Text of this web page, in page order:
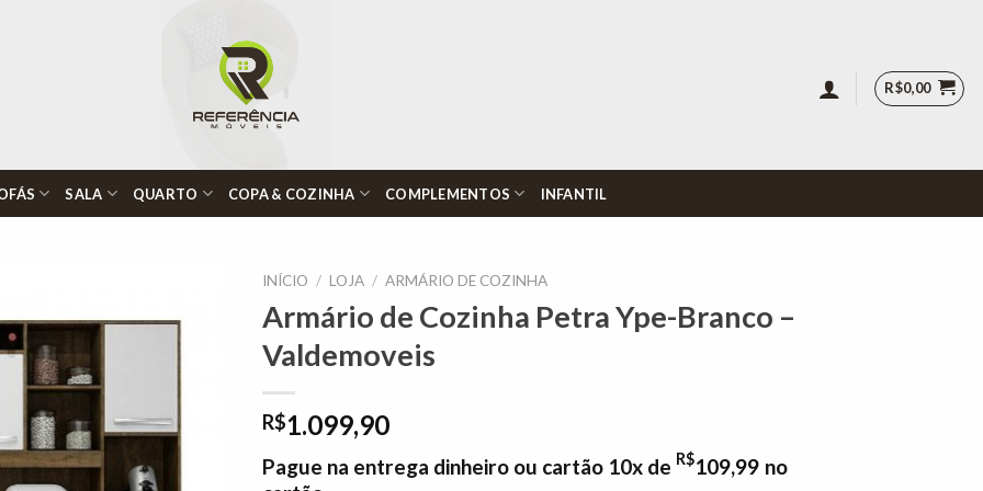
R$0,00
SALA QUARTO COPA & COZINHA COMPLEMENTOS INFANTIL
INÍCIO / LOJA / ARMÁRIO DE COZINHA
Armário de Cozinha Petra Ype-Branco –
Valdemoveis
R$1.099,90
Pague na entrega dinheiro ou cartão 10x de R$109,99 no